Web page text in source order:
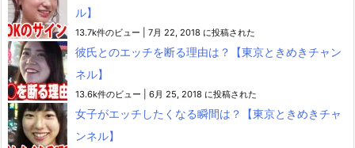
ル】
13.7k件のビュー 7月 22, 2018 に投稿された
彼氏とのエッチを断る理由は？【東京ときめきチャン
ネル】
13.6k件のビュー 6月 25, 2018 に投稿された
女子がエッチしたくなる瞬間は？【東京ときめきチャ
ンネル】